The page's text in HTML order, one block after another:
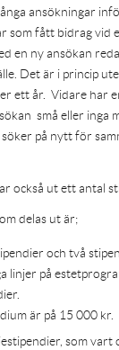
ansökningar
som fått bidrag vid
en ny ansökan
Det är i princip
ett år. Vidare har
små eller inga
på nytt för
också ut ett antal
delas ut är;
och två
linjer på
är på 15 000 kr.
som vart